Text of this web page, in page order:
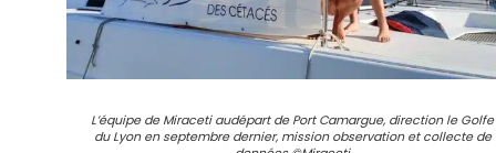
L’équipe de Miraceti audépart de Port Camargue, direction le Golfe
du Lyon en septembre dernier, mission observation et collecte de